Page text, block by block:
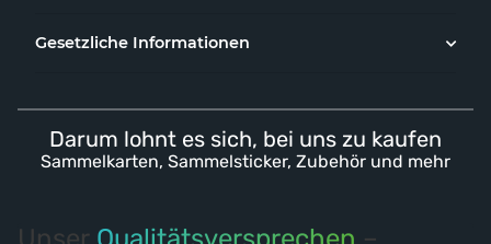
Gesetzliche Informationen
Darum lohnt es sich, bei uns zu kaufen
Sammelkarten, Sammelsticker, Zubehör und mehr